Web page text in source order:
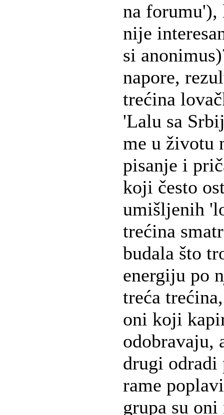
na forumu'),
nije
si
napore,
trećina
'Lalu sa
me u životu
pisanje i
koji često
umišljenih
trećina
budala što
energiju po
treća
oni koji
odobravaju,
drugi odradi
rame
grupa su